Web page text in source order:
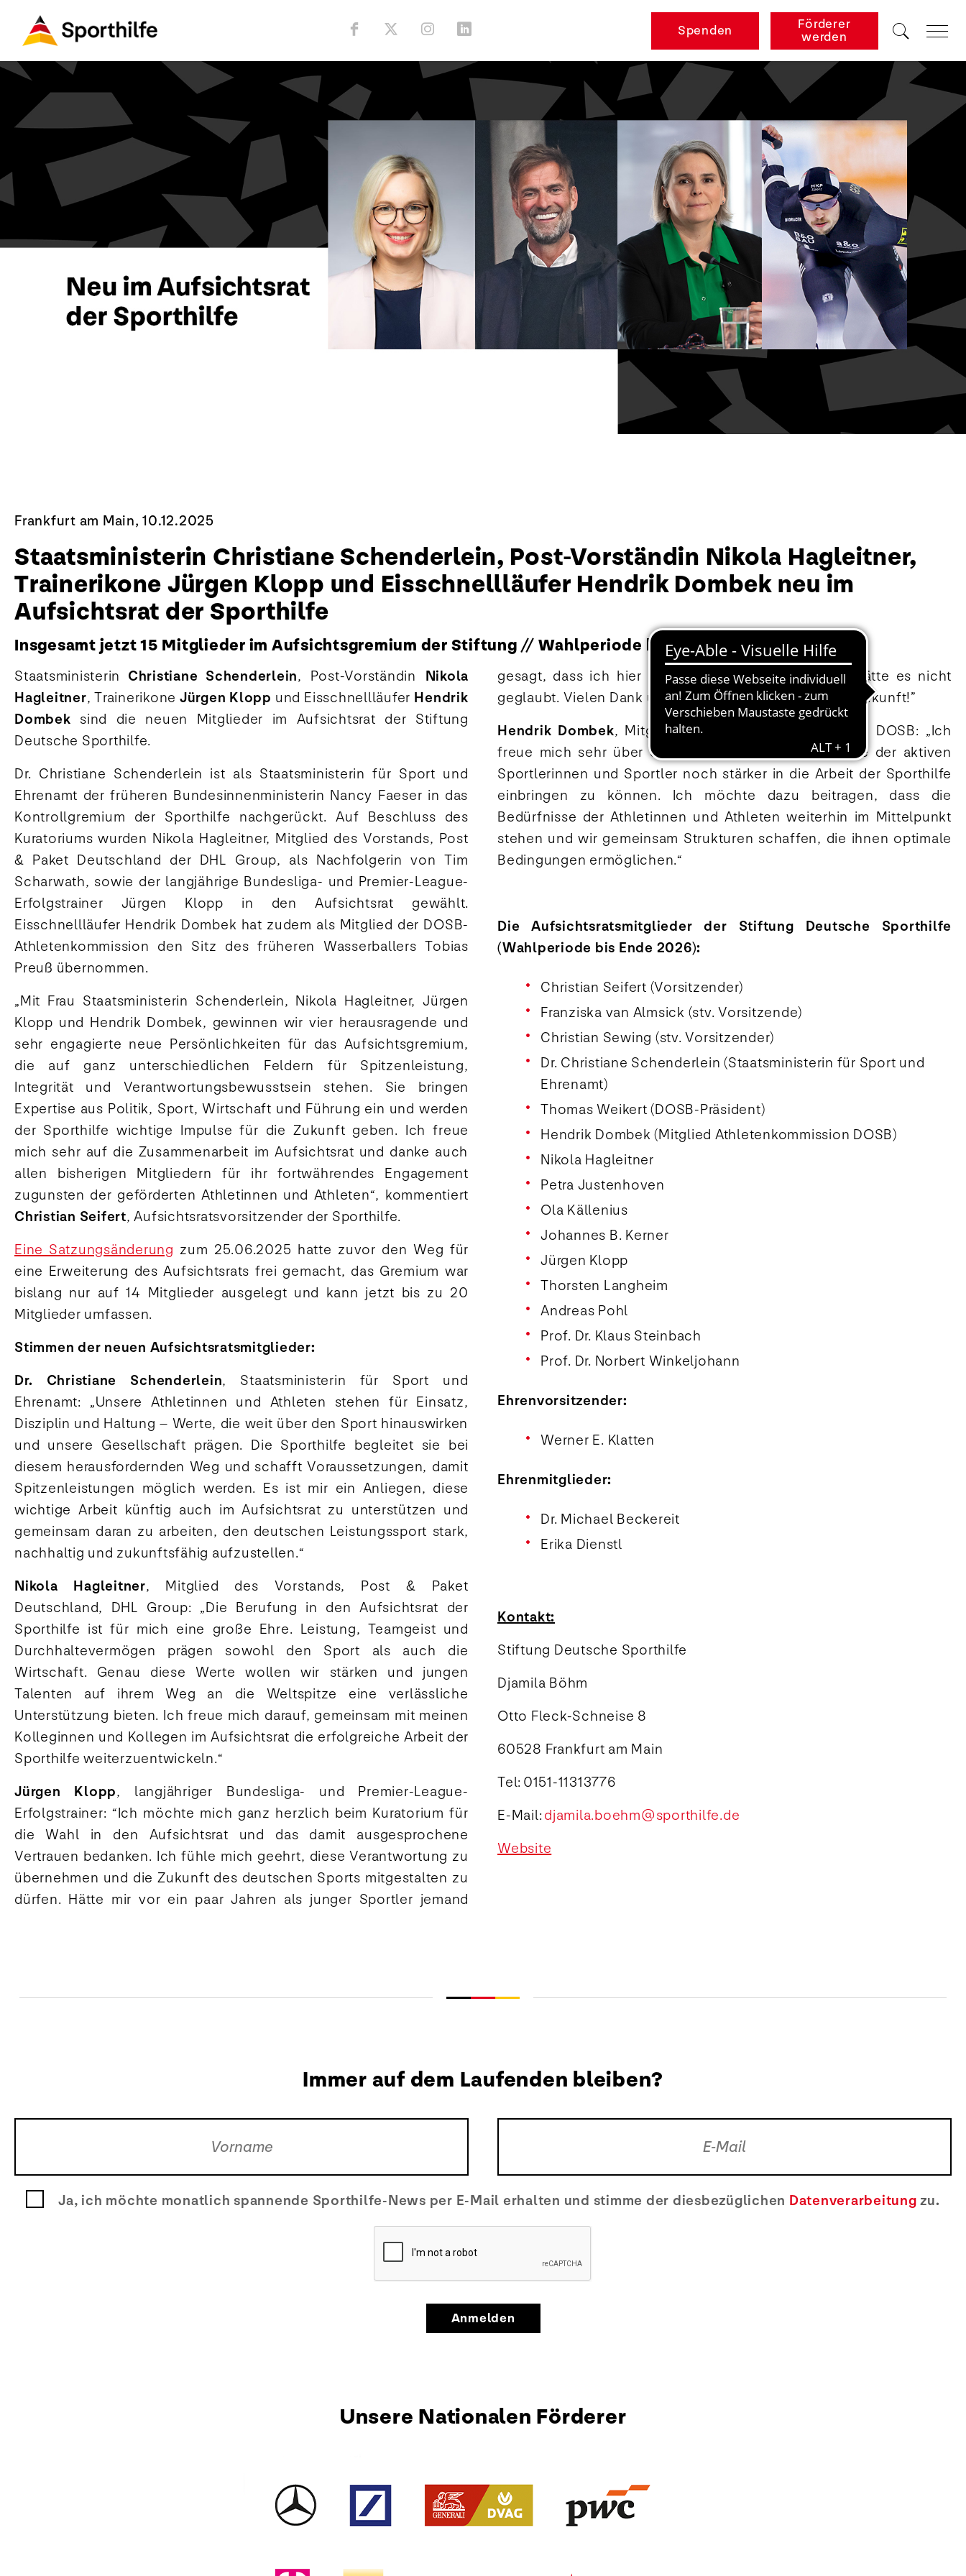
Spenden Förderer
werden
Frankfurt am Main, 10.12.2025
Staatsministerin Christiane Schenderlein, Post-Vorständin Nikola Hagleitner,
Trainerikone Jürgen Klopp und Eisschnellläufer Hendrik Dombek neu im
Aufsichtsrat der Sporthilfe
Insgesamt jetzt 15 Mitglieder im Aufsichtsgremium der Stiftung // Wahlperiode bis Ende 2026
Staatsministerin Christiane Schenderlein, Post-Vorständin Nikola
Hagleitner, Trainerikone Jürgen Klopp und Eisschnellläufer Hendrik
Dombek sind die neuen Mitglieder im Aufsichtsrat der Stiftung
Deutsche Sporthilfe.
Dr. Christiane Schenderlein ist als Staatsministerin für Sport und
Ehrenamt der früheren Bundesinnenministerin Nancy Faeser in das
Kontrollgremium der Sporthilfe nachgerückt. Auf Beschluss des
Kuratoriums wurden Nikola Hagleitner, Mitglied des Vorstands, Post
& Paket Deutschland der DHL Group, als Nachfolgerin von Tim
Scharwath, sowie der langjährige Bundesliga- und Premier-League-
Erfolgstrainer Jürgen Klopp in den Aufsichtsrat gewählt.
Eisschnellläufer Hendrik Dombek hat zudem als Mitglied der DOSB-
Athletenkommission den Sitz des früheren Wasserballers Tobias
Preuß übernommen.
„Mit Frau Staatsministerin Schenderlein, Nikola Hagleitner, Jürgen
Klopp und Hendrik Dombek, gewinnen wir vier herausragende und
sehr engagierte neue Persönlichkeiten für das Aufsichtsgremium,
die auf ganz unterschiedlichen Feldern für Spitzenleistung,
Integrität und Verantwortungsbewusstsein stehen. Sie bringen
Expertise aus Politik, Sport, Wirtschaft und Führung ein und werden
der Sporthilfe wichtige Impulse für die Zukunft geben. Ich freue
mich sehr auf die Zusammenarbeit im Aufsichtsrat und danke auch
allen bisherigen Mitgliedern für ihr fortwährendes Engagement
zugunsten der geförderten Athletinnen und Athleten“, kommentiert
Christian Seifert, Aufsichtsratsvorsitzender der Sporthilfe.
Eine Satzungsänderung zum 25.06.2025 hatte zuvor den Weg für
eine Erweiterung des Aufsichtsrats frei gemacht, das Gremium war
bislang nur auf 14 Mitglieder ausgelegt und kann jetzt bis zu 20
Mitglieder umfassen.
Stimmen der neuen Aufsichtsratsmitglieder:
Dr. Christiane Schenderlein, Staatsministerin für Sport und
Ehrenamt: „Unsere Athletinnen und Athleten stehen für Einsatz,
Disziplin und Haltung – Werte, die weit über den Sport hinauswirken
und unsere Gesellschaft prägen. Die Sporthilfe begleitet sie bei
diesem herausfordernden Weg und schafft Voraussetzungen, damit
Spitzenleistungen möglich werden. Es ist mir ein Anliegen, diese
wichtige Arbeit künftig auch im Aufsichtsrat zu unterstützen und
gemeinsam daran zu arbeiten, den deutschen Leistungssport stark,
nachhaltig und zukunftsfähig aufzustellen.“
Nikola Hagleitner, Mitglied des Vorstands, Post & Paket
Deutschland, DHL Group: „Die Berufung in den Aufsichtsrat der
Sporthilfe ist für mich eine große Ehre. Leistung, Teamgeist und
Durchhaltevermögen prägen sowohl den Sport als auch die
Wirtschaft. Genau diese Werte wollen wir stärken und jungen
Talenten auf ihrem Weg an die Weltspitze eine verlässliche
Unterstützung bieten. Ich freue mich darauf, gemeinsam mit meinen
Kolleginnen und Kollegen im Aufsichtsrat die erfolgreiche Arbeit der
Sporthilfe weiterzuentwickeln.“
Jürgen Klopp, langjähriger Bundesliga- und Premier-League-
Erfolgstrainer: “Ich möchte mich ganz herzlich beim Kuratorium für
die Wahl in den Aufsichtsrat und das damit ausgesprochene
Vertrauen bedanken. Ich fühle mich geehrt, diese Verantwortung zu
übernehmen und die Zukunft des deutschen Sports mitgestalten zu
dürfen. Hätte mir vor ein paar Jahren als junger Sportler jemand
gesagt, dass ich hier mal dazu gehören darf – ich hätte es nicht
geglaubt. Vielen Dank und auf eine tolle gemeinsame Zukunft!”
Hendrik Dombek, Mitglied der Athletenkommission im DOSB: „Ich
freue mich sehr über die Möglichkeit, die Perspektive der aktiven
Sportlerinnen und Sportler noch stärker in die Arbeit der Sporthilfe
einbringen zu können. Ich möchte dazu beitragen, dass die
Bedürfnisse der Athletinnen und Athleten weiterhin im Mittelpunkt
stehen und wir gemeinsam Strukturen schaffen, die ihnen optimale
Bedingungen ermöglichen.“
Die Aufsichtsratsmitglieder der Stiftung Deutsche Sporthilfe
(Wahlperiode bis Ende 2026):
Christian Seifert (Vorsitzender)
Franziska van Almsick (stv. Vorsitzende)
Christian Sewing (stv. Vorsitzender)
Dr. Christiane Schenderlein (Staatsministerin für Sport und
Ehrenamt)
Thomas Weikert (DOSB-Präsident)
Hendrik Dombek (Mitglied Athletenkommission DOSB)
Nikola Hagleitner
Petra Justenhoven
Ola Källenius
Johannes B. Kerner
Jürgen Klopp
Thorsten Langheim
Andreas Pohl
Prof. Dr. Klaus Steinbach
Prof. Dr. Norbert Winkeljohann
Ehrenvorsitzender:
Werner E. Klatten
Ehrenmitglieder:
Dr. Michael Beckereit
Erika Dienstl
Kontakt:
Stiftung Deutsche Sporthilfe
Djamila Böhm
Otto Fleck-Schneise 8
60528 Frankfurt am Main
Tel: 0151-11313776
E-Mail:djamila.boehm@sporthilfe.de
Website
Immer auf dem Laufenden bleiben?
Ja, ich möchte monatlich spannende Sporthilfe-News per E-Mail erhalten und stimme der diesbezüglichen Datenverarbeitungzu.
Anmelden
Unsere Nationalen Förderer